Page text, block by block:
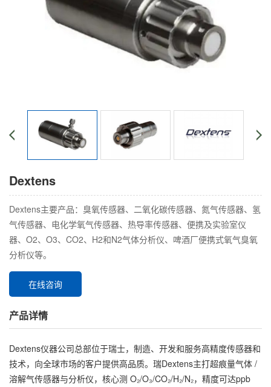
Dextens
Dextens主要产品：臭氧传感器、二氧化碳传感器、氮气传感器、氢
气传感器、电化学氧气传感器、热导率传感器、便携及实验室仪
器、O2、O3、CO2、H2和N2气体分析仪、啤酒厂便携式氧气臭氧
分析仪等。
在线咨询
产品详情
Dextens仪器公司总部位于瑞士，制造、开发和服务高精度传感器和
技术，向全球市场的客户提供高品质。瑞Dextens主打超痕量气体 /
溶解气传感器与分析仪，核心测 O₂/O₃/CO₂/H₂/N₂，精度可达ppb